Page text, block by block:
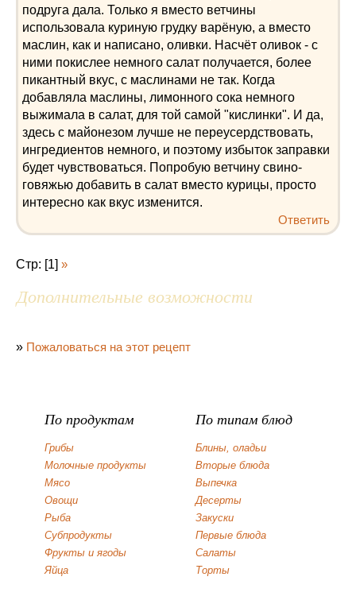
подруга дала. Только я вместо ветчины
использовала куриную грудку варёную, а вместо
маслин, как и написано, оливки. Насчёт оливок - с
ними покислее немного салат получается, более
пикантный вкус, с маслинами не так. Когда
добавляла маслины, лимонного сока немного
выжимала в салат, для той самой "кислинки". И да,
здесь с майонезом лучше не переусердствовать,
ингредиентов немного, и поэтому избыток заправки
будет чувствоваться. Попробую ветчину свино-
говяжью добавить в салат вместо курицы, просто
интересно как вкус изменится.
Ответить
Стр: [1] »
Дополнительные возможности
» Пожаловаться на этот рецепт
По продуктам
Грибы
Молочные продукты
Мясо
Овощи
Рыба
Субпродукты
Фрукты и ягоды
Яйца
По типам блюд
Блины, оладьи
Вторые блюда
Выпечка
Десерты
Закуски
Первые блюда
Салаты
Торты